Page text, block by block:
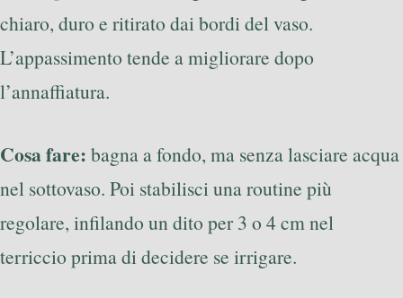
chiaro, duro e ritirato dai bordi del vaso.
L’appassimento tende a migliorare dopo
l’annaffiatura.
Cosa fare: bagna a fondo, ma senza lasciare acqua
nel sottovaso. Poi stabilisci una routine più
regolare, infilando un dito per 3 o 4 cm nel
terriccio prima di decidere se irrigare.